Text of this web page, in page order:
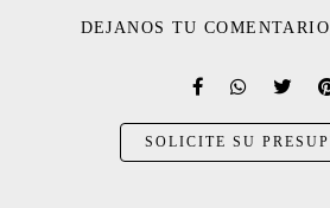
DEJANOS TU
SOLICITE SU